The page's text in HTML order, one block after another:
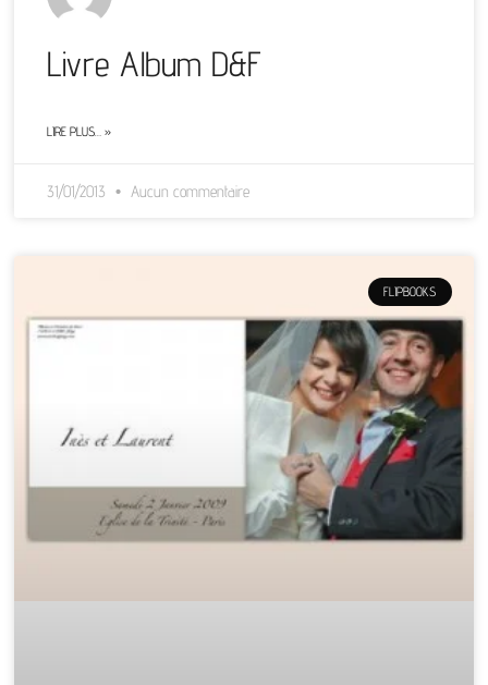
Livre Album D&F
LIRE PLUS… »
31/01/2013 Aucun commentaire
FLIPBOOKS